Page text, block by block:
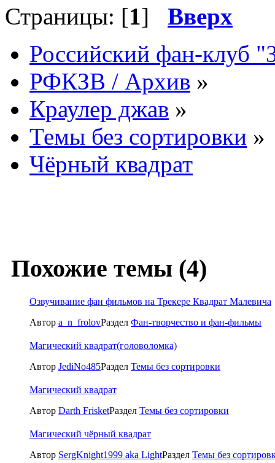
Страницы: [1] Вверх
Российский фан-клуб
РФКЗВ / Архив »
Краулер джав »
Темы без сортировки »
Чёрный квадрат
Похожие темы (4)
Озвучивание фан фильмов на Трекере Квадрат Малевича
Автор a_n_frolovРаздел Фан-творчество и фан-фильмы
Магический квадрат(головоломка)
Автор JediNo485Раздел Темы без сортировки
Магический квадрат
Автор Darth FrisketРаздел Темы без сортировки
Магический чёрный квадрат
Автор SergKnight1999 aka LightРаздел Темы без